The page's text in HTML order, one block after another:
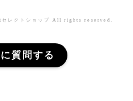
レクトショップ All rights reserved.
質問する